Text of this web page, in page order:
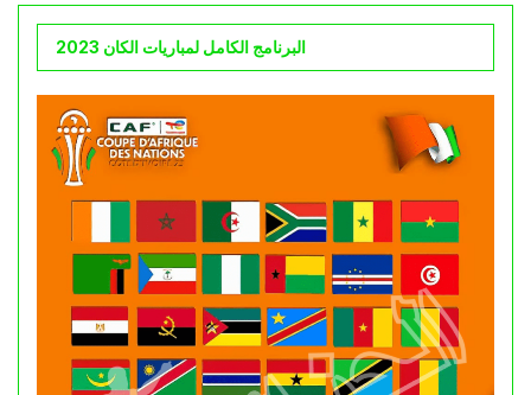
البرنامج الكامل لمباريات الكان 2023